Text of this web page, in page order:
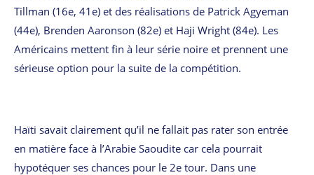
Tillman (16e, 41e) et des réalisations de Patrick Agyeman
(44e), Brenden Aaronson (82e) et Haji Wright (84e). Les
Américains mettent fin à leur série noire et prennent une
sérieuse option pour la suite de la compétition.
Haïti savait clairement qu’il ne fallait pas rater son entrée
en matière face à l’Arabie Saoudite car cela pourrait
hypotéquer ses chances pour le 2e tour. Dans une